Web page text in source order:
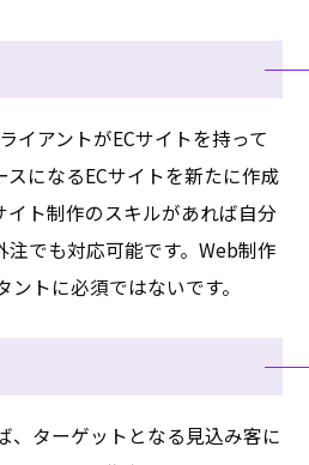
イアントがECサイトを持って
になるECサイトを新たに作成
イト制作のスキルがあれば自分
でも対応可能です。Web制作
トに必須ではないです。
、ターゲットとなる見込み客に